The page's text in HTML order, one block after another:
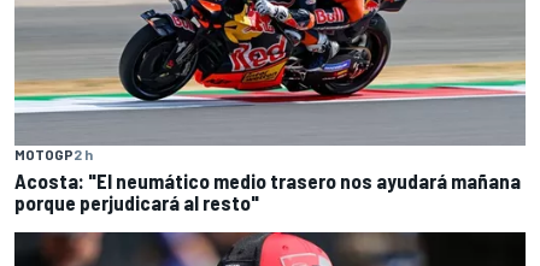
MOTOGP2 h
Acosta: "El neumático medio trasero nos ayudará mañana
porque perjudicará al resto"